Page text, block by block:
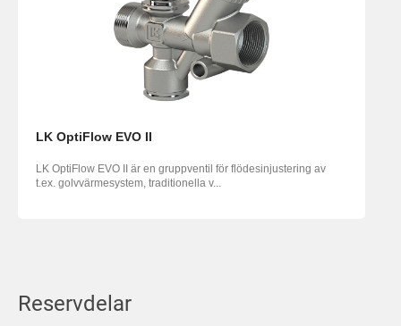
LK OptiFlow EVO II
LK OptiFlow EVO II är en gruppventil för flödesinjustering av
t.ex. golvvärmesystem, traditionella v...
Reservdelar